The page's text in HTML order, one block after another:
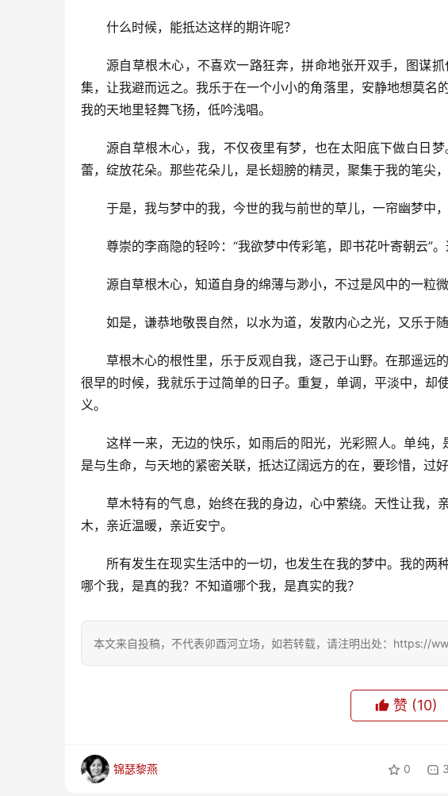
什么时候，能抵达这样的期许呢？
源自草根木心，不喜欢一路狂奔，拼命地张开双手，图谋
集，让我避而远之。我乐于在一个小小的角落里，安静地想莫名
我的天地里轻舞飞扬，低吟浅唱。
源自草根木心，我，不仅夜里有梦，也在太阳底下做白日
蕾，绽放花朵。那些花朵儿，是长翅膀的精灵，聚集于我的笔尖
于是，我与梦中的我，今世的我与前世的草儿，一帘幽梦中
尊崇的李商隐的轻吟：“我欲梦中传彩笔，即书花叶寄朝云”
源自草根木心，知道自身的绵薄与渺小，不过是风中的一粒
如是，谦恭地敬畏自然，以水为道，发散内心之光，又乐于
草根木心的根性里，乐于反观自我，逐己于山野。在那遥远
很早的时候，我就乐于过简单的日子。重复，单调，平淡中，却
义。
这样一来，无边的快乐，如雨后的阳光，光彩照人。单纯
是与生命，与天地的紧密关联，抵达辽阔远方的在，要珍惜，过好
草木特有的气息，始终在我的身边，心中萦绕。天性让我，
木，亲近温暖，亲近安宁。
所有发生在现实生活中的一切，也发生在我的梦中。我的两
哪个我，是真的我？不知道哪个我，是真实的我？
本文来自投稿，不代表卯酉河立场，如若转载，请注明出处：https://
赞 (10)
锦瑟黎燕 0